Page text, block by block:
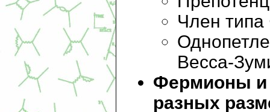
Член
Весса-
Фермионы и
разных